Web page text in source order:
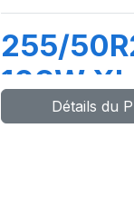
255/
109W XL
PZERO
Détails du